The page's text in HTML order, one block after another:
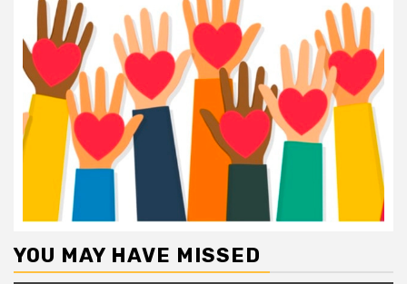
YOU MAY HAVE MISSED